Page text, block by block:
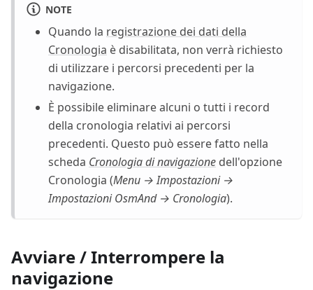
NOTE
Quando la registrazione dei dati della
Cronologia è disabilitata, non verrà richiesto
di utilizzare i percorsi precedenti per la
navigazione.
È possibile eliminare alcuni o tutti i record
della cronologia relativi ai percorsi
precedenti. Questo può essere fatto nella
scheda Cronologia di navigazione dell'opzione
Cronologia (Menu → Impostazioni →
Impostazioni OsmAnd → Cronologia).
Avviare / Interrompere la
navigazione